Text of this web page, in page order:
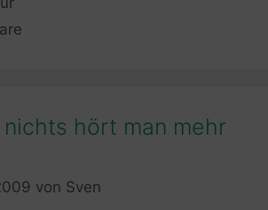
nichts hört man mehr
von Sven